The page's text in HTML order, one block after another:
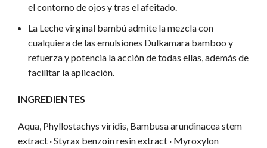
el contorno de ojos y tras el afeitado.
La Leche virginal bambú admite la mezcla con
cualquiera de las emulsiones Dulkamara bamboo y
refuerza y potencia la acción de todas ellas, además de
facilitar la aplicación.
INGREDIENTES
Aqua, Phyllostachys viridis, Bambusa arundinacea stem
extract · Styrax benzoin resin extract · Myroxylon